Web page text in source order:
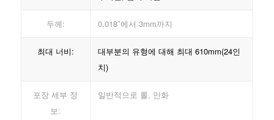
두께: 0.018″에서 3mm까지
최대 너비:
대부분의 유형에 대해 최대 610mm(24인
치)
포장 세부 정
보:
일반적으로 롤, 만화